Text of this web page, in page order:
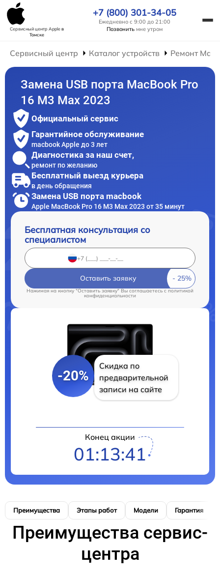
Сервисный центр Appleв
Томске
+7 (800) 301-34-05
Ежедневно с 9:00 до 21:00
Позвонить мне утром
Сервисный центр Каталог устройств Ремонт
Замена USB порта MacBook Pro
16 M3 Max 2023
Официальный сервис
Гарантийное обслуживание
macbook Apple до 3 лет
Диагностика за наш счет,
ремонт по желанию
Бесплатный выезд курьера
в день обращения
Замена USB порта macbook
Apple MacBook Pro 16 M3 Max 2023 от 35 минут
Бесплатная консультация со
специалистом
Оставить заявку
Нажимая на кнопку "Оставить заявку" Вы соглашаетесь cполитикой
конфиденциальности
-20%
Скидка по
предварительной
записи на сайте
Конец акции
01:13:40
Преимущества Этапы работ Модели Гарантия
Преимущества сервис-
центра